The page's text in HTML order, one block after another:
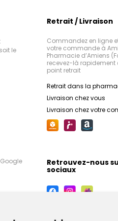
le
Retrait / Livraison
Commandez en ligne
votre commande à
Pharmacie d’Amiens
recevez-là rapidement
point retrait
Retrait dans la
Livraison chez vous
Livraison chez votre
Retrouvez-nous
sociaux